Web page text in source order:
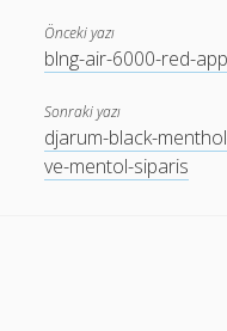
Önceki yazı
blng-air-6000-red-
Sonraki yazı
djarum-black-
ve-mentol-siparis